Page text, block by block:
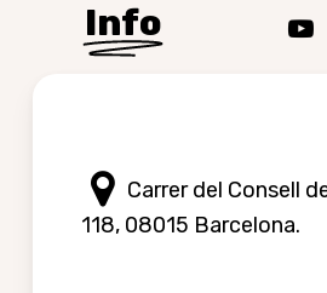
Info
Carrer del Consell
118, 08015 Barcelona.